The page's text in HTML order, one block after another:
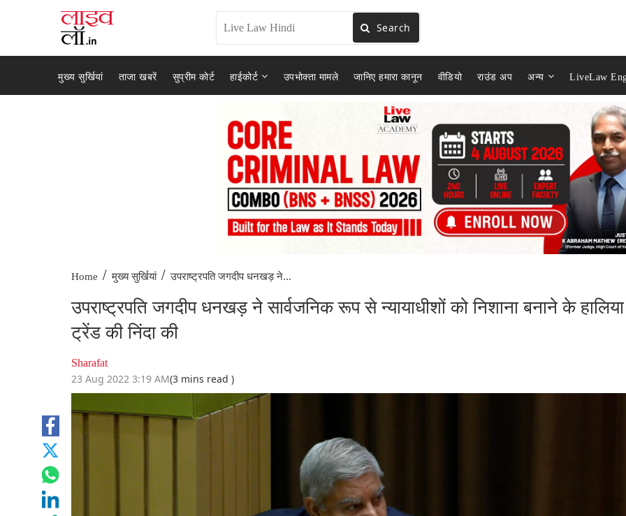
Search
मुख्य सुर्खियां ताजा खबरें सुप्रीम कोर्ट हाईकोर्ट उपभोक्ता मामले जानिए हमारा कानून वीडियो राउंड अप अन्य LiveLaw
Home / मुख्य सुर्खियां / उपराष्ट्रपति जगदीप धनखड़ ने...
उपराष्ट्रपति जगदीप धनखड़ ने सार्वजनिक रूप से न्यायाधीशों को निशाना बनाने के हालिया
ट्रेंड की निंदा की
Sharafat
23 Aug 2022 3:19 AM(3 mins read )